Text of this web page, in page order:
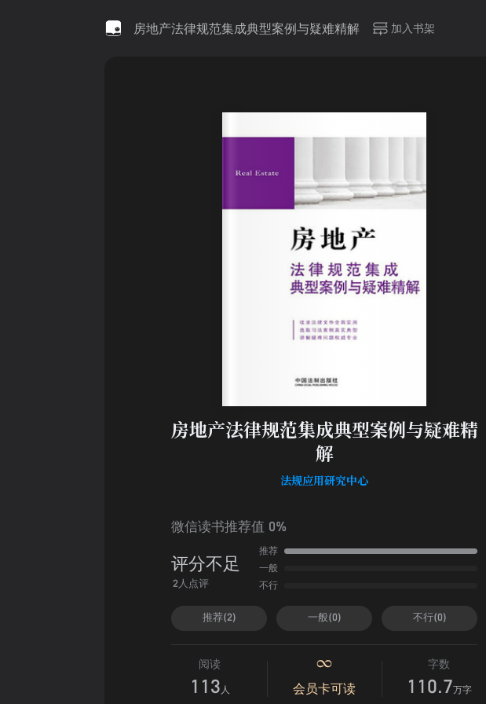
房地产法律规范集成典型案例与疑难精解 加入书架
房地产法律规范集成典型案例与疑难精
解
法规应用研究中心
微信读书推荐值 0%
评分不足
2人点评
推荐
一般
不行
推荐(2) 一般(0) 不行(0)
阅读
113 人 会员卡可读
字数
110.7万字